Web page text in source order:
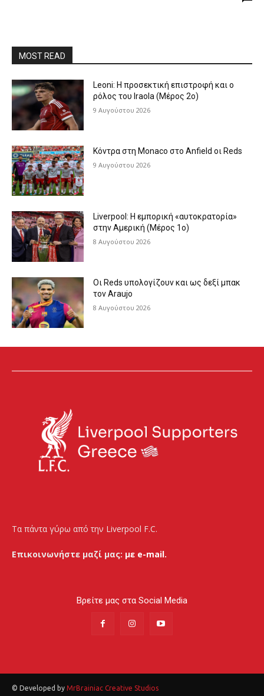
MOST READ
Leoni: Η προσεκτική επιστροφή και ο
ρόλος του Iraola (Μέρος 2ο)
9 Αυγούστου 2026
Κόντρα στη Monaco στο Anfield οι Reds
9 Αυγούστου 2026
Liverpool: Η εμπορική «αυτοκρατορία»
στην Αμερική (Μέρος 1ο)
8 Αυγούστου 2026
Οι Reds υπολογίζουν και ως δεξί μπακ
τον Araujo
8 Αυγούστου 2026
Τα πάντα γύρω από την Liverpool F.C.
Επικοινωνήστε μαζί μας: με e-mail.
Βρείτε μας στα Social Media
© Developed by MrBrainiac Creative Studios